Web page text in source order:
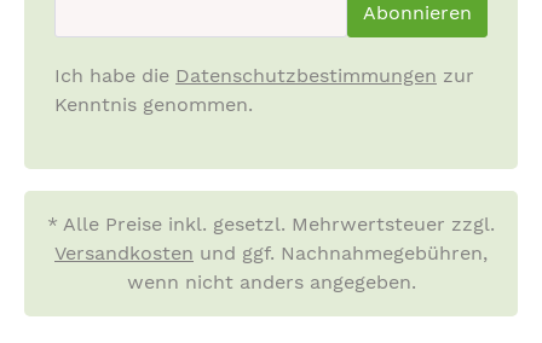
Abonnieren
Ich habe die Datenschutzbestimmungen zur
Kenntnis genommen.
* Alle Preise inkl. gesetzl. Mehrwertsteuer zzgl.
Versandkosten und ggf. Nachnahmegebühren,
wenn nicht anders angegeben.